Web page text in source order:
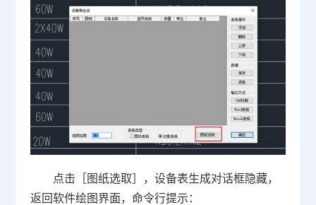
点击［图纸选取］，设备表生成对话框隐藏，
返回软件绘图界面，命令行提示：